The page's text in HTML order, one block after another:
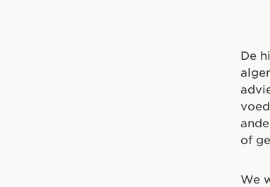
De
of
We